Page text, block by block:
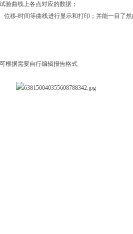
验曲线上各点对应的数据；
移-时间等曲线进行显示和打印；并能一目了
根据需要自行编辑报告格式